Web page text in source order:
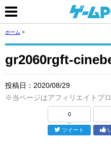
ホーム >
gr2060rgft-
投稿日： 2020/08/29
※当ページはアフィリエイトプ
0
ツイート